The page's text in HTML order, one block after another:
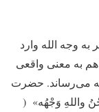
به وجه الله وارد
به معنی واقعی
می‌رساند. حضرت
واللهِ وَجْهُه» (